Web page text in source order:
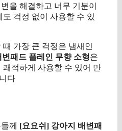
을 해결하고 너무 기분이
걱정 없이 사용할 수 있
가장 큰 걱정은 냄새인
패드 플레인 무향 소형은
적하게 사용할 수 있어 만
다
께 [요요쉬] 강아지 배변패